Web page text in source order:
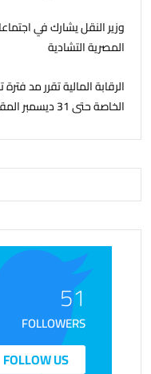
وزير النقل يشارك في
المصرية التشادية
الرقابة المالية تقرر مد
الخاصة حتى 31 ديسمبر المقبل
51
FOLLOWERS
FOLLOW US